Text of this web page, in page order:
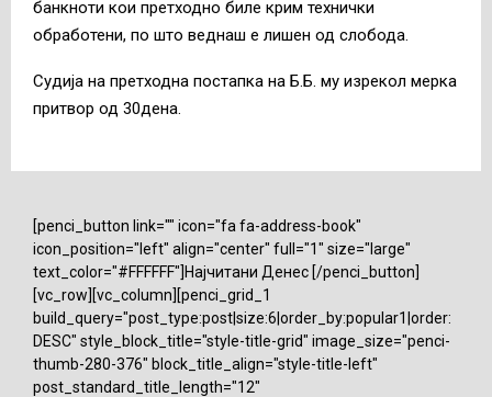
банкноти кои претходно биле крим технички
обработени, по што веднаш е лишен од слобода.
Судија на претходна постапка на Б.Б. му изрекол мерка
притвор од 30дена.
[penci_button link="" icon="fa fa-address-book"
icon_position="left" align="center" full="1" size="large"
text_color="#FFFFFF"]Најчитани Денес [/penci_button]
[vc_row][vc_column][penci_grid_1
build_query="post_type:post|size:6|order_by:popular1|order:
DESC" style_block_title="style-title-grid" image_size="penci-
thumb-280-376" block_title_align="style-title-left"
post_standard_title_length="12"